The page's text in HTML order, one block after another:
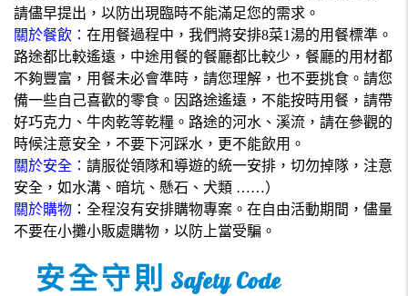
請儘早提出，以防出現臨時不能滿足您的需求。
關於餐飲：在用餐過程中，我們將安排8菜1湯的用餐標準。
路途都比較遙遠，中途用餐的餐廳都比較少，餐廳的用材都
不夠豐富，用餐未必會準時，請您理解，也不要挑食。請您
備一些自己喜歡的零食。因路途遙遠，不能按時用餐，請帶
好巧克力、牛肉乾等乾糧。路途的河水、溪流，請在參觀的
時候注意安全，不要下河踩水，更不能飲用。
關於安全：請服從領隊和導遊的統一安排，切勿掉隊，注意
安全，如水溝、暗坑、懸石、犬類 ……）
關於購物 ：全程沒有安排購物專案。在自由活動期間，儘量
不要在小攤小販處購物，以防上當受騙。
安全守則 Safety Code